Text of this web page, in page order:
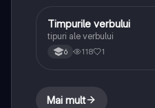
Limba și literatura română
Timpurile verbului
tipuri ale verbului
6 118 1
Mai mult